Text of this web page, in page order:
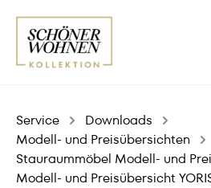
Service
Downloads
Modell- und Preisübersichten
Stauraummöbel Modell- und
Modell- und Preisübersicht